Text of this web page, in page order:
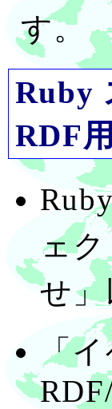
す。
Ruby
RDF
ェ
せ
「